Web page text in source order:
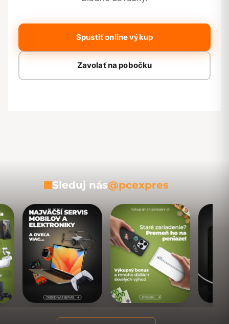
Spustiť online výkup
Zavolať na pobočku
Sleduj nás@pcexpres